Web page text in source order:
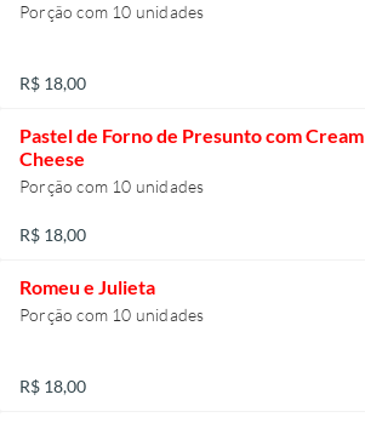
Porção com 10 unidades
R$ 18,00
Pastel de Forno de Presunto com Cream
Cheese
Porção com 10 unidades
R$ 18,00
Romeu e Julieta
Porção com 10 unidades
R$ 18,00